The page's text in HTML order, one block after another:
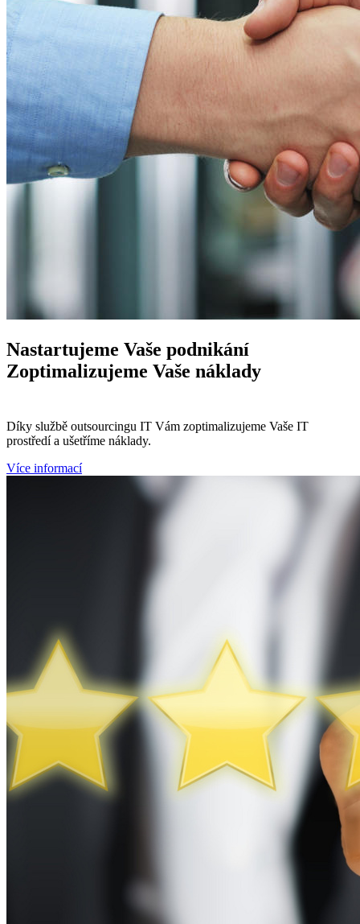
NastartujemeVaše podnikání
ZoptimalizujemeVaše náklady
Díky službě outsourcingu IT Vám zoptimalizujeme Vaše IT
prostředí a ušetříme náklady.
Více informací